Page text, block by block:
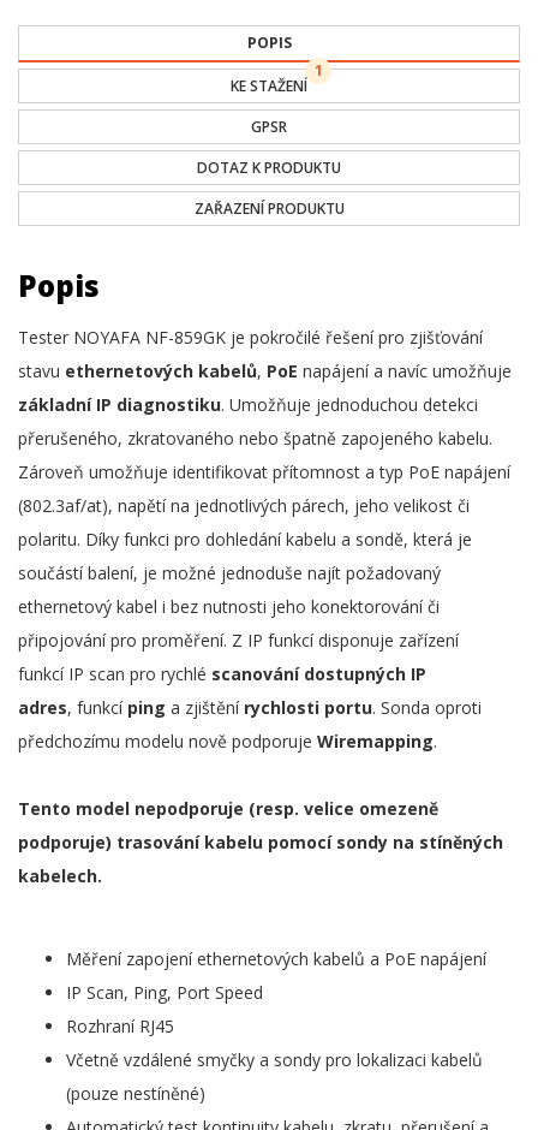
POPIS
KE STAŽENÍ
1
GPSR
DOTAZ K PRODUKTU
ZAŘAZENÍ PRODUKTU
Popis
Tester NOYAFA NF-859GK je pokročilé řešení pro zjišťování
stavu ethernetových kabelů, PoE napájení a navíc umožňuje
základní IP diagnostiku. Umožňuje jednoduchou detekci
přerušeného, zkratovaného nebo špatně zapojeného kabelu.
Zároveň umožňuje identifikovat přítomnost a typ PoE napájení
(802.3af/at), napětí na jednotlivých párech, jeho velikost či
polaritu. Díky funkci pro dohledání kabelu a sondě, která je
součástí balení, je možné jednoduše najít požadovaný
ethernetový kabel i bez nutnosti jeho konektorování či
připojování pro proměření. Z IP funkcí disponuje zařízení
funkcí IP scan pro rychlé scanování dostupných IP
adres, funkcí ping a zjištění rychlosti portu. Sonda oproti
předchozímu modelu nově podporuje Wiremapping.
Tento model nepodporuje (resp. velice omezeně
podporuje) trasování kabelu pomocí sondy na stíněných
kabelech.
Měření zapojení ethernetových kabelů a PoE napájení
IP Scan, Ping, Port Speed
Rozhraní RJ45
Včetně vzdálené smyčky a sondy pro lokalizaci kabelů
(pouze nestíněné)